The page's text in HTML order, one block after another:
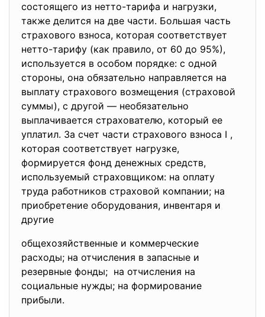
состоящего из нетто-тарифа и нагрузки,
также делится на две части. Большая часть
страхового взноса, которая соответствует
нетто-тарифу (как правило, от 60 до 95%),
используется в особом порядке: с одной
стороны, она обязательно направляется на
выплату страхового возмещения (страховой
суммы), с другой — необязательно
выплачивается страхователю, который ее
уплатил. За счет части страхового взноса I ,
которая соответствует нагрузке,
формируется фонд денежных средств,
используемый страховщиком: на оплату
труда работников страховой компании; на
приобретение оборудования, инвентаря и
другие
общехозяйственные и коммерческие
расходы; на отчисления в запасные и
резервные фонды; на отчисления на
социальные нужды; на формирование
прибыли.